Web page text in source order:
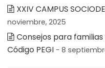
XXIV CAMPUS
noviembre, 2025
Consejos para
Código PEGI - 8